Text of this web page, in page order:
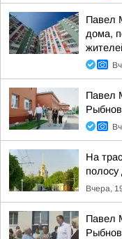
Павел
дома,
Павел
На
полосу
Вчера,
Павел